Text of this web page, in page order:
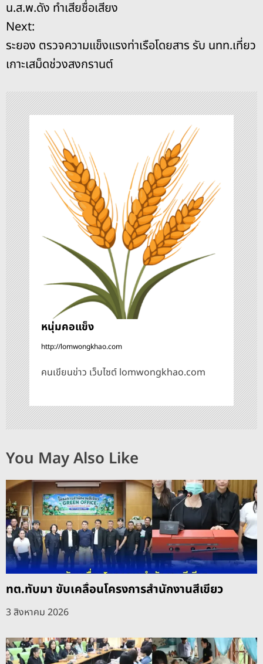
o
k
ะ
แ
น
ว
เ
รื่
อ
ง
น.ส.พ.ดัง ทำเสียชื่อเสียง
Next:
ระยอง ตรวจความแข็งแรงท่าเรือโดยสาร รับ นทท.เที่ยว
เกาะเสม็ดช่วงสงกรานต์
หนุ่มคอแข็ง
http://lomwongkhao.com
คนเขียนข่าว เว็บไซต์ lomwongkhao.com
You May Also Like
ทต.ทับมา ขับเคลื่อนโครงการสำนักงานสีเขียว
3 สิงหาคม 2026